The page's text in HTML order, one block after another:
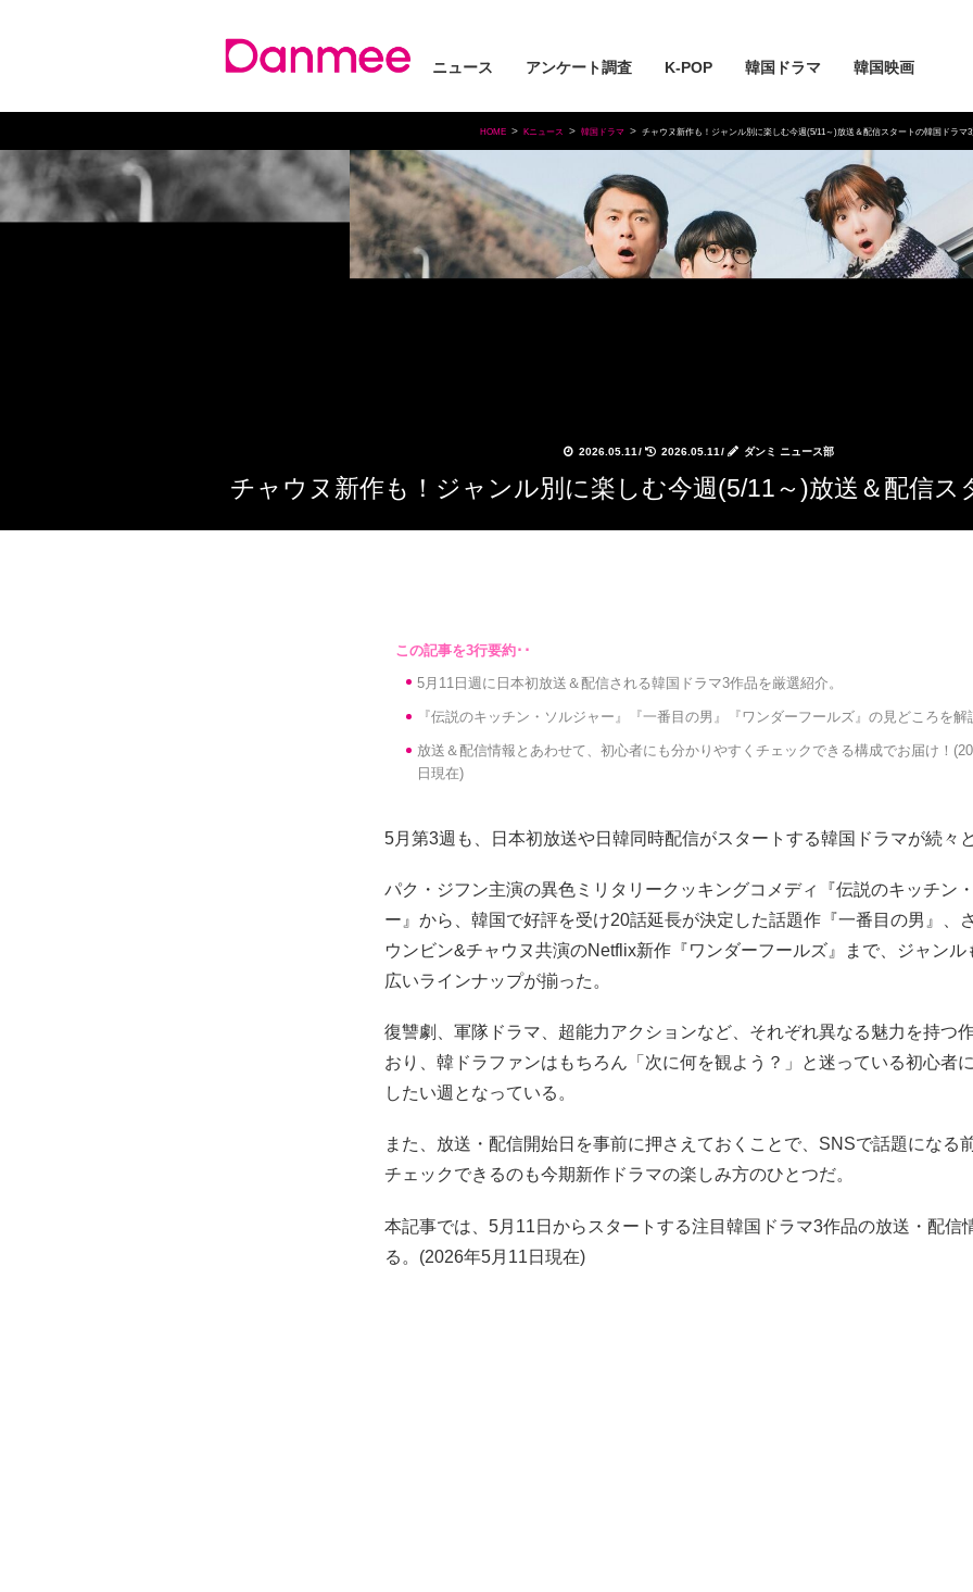
ニュース アンケート調査 K-POP 韓国ドラマ 韓国映画
HOME Kニュース 韓国ドラマ チャウヌ新作も！ジャンル別に楽しむ今週(5/11～)放送＆配信スタートの韓国ドラマ3
2026.05.11 / 2026.05.11 / ダンミ ニュース部
チャウヌ新作も！ジャンル別に楽しむ今週(5/11～)放送＆配信
5月11日週に日本初放送＆配信される韓国ドラマ3作品を厳選紹介。
『伝説のキッチン・ソルジャー』『一番目の男』『ワンダーフールズ』の見どころを解
放送＆配信情報とあわせて、初心者にも分かりやすくチェックできる構成でお届け！
日現在)
5月第3週も、日本初放送や日韓同時配信がスタートする韓国ドラマが続々
パク・ジフン主演の異色ミリタリークッキングコメディ『伝説のキッチン
ー』から、韓国で好評を受け20話延長が決定した話題作『一番目の男』、
ウンビン&チャウヌ共演のNetflix新作『ワンダーフールズ』まで、ジャンル
広いラインナップが揃った。
復讐劇、軍隊ドラマ、超能力アクションなど、それぞれ異なる魅力を持つ
おり、韓ドラファンはもちろん「次に何を観よう？」と迷っている初心者
したい週となっている。
また、放送・配信開始日を事前に押さえておくことで、SNSで話題になる
チェックできるのも今期新作ドラマの楽しみ方のひとつだ。
本記事では、5月11日からスタートする注目韓国ドラマ3作品の放送・配信
る。(2026年5月11日現在)